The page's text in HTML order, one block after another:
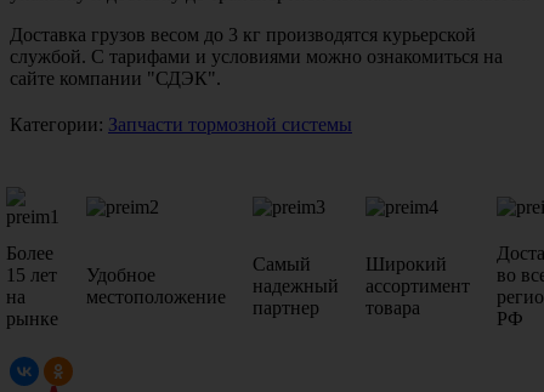
Доставка грузов весом до 3 кг производятся курьерской
службой. С тарифами и условиями можно ознакомиться на
сайте компании "СДЭК".
Категории: Запчасти тормозной системы
Более
15 лет
на
рынке
Удобное
местоположение
Самый
надежный
партнер
Широкий
ассортимент
товара
во
РФ